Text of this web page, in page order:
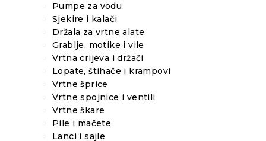
Pumpe za vodu
Sjekire i kalači
Držala za vrtne alate
Grablje, motike i vile
Vrtna crijeva i držači
Lopate, štihače i krampovi
Vrtne šprice
Vrtne spojnice i ventili
Vrtne škare
Pile i mačete
Lanci i sajle